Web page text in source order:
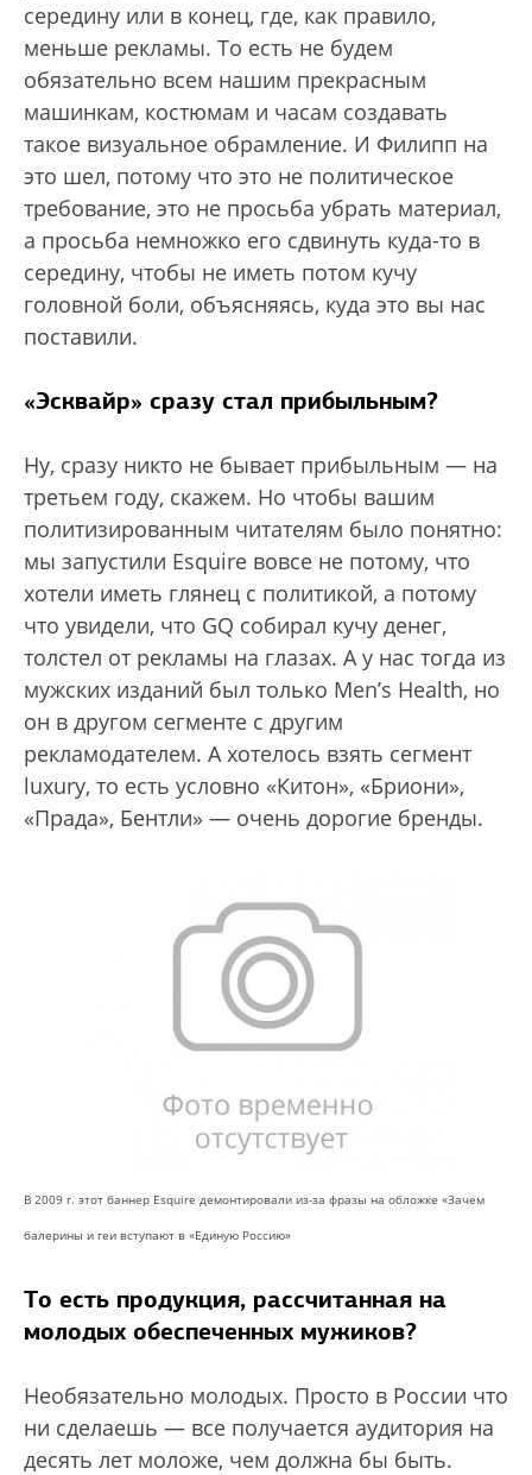
середину или в конец, где, как правило,
меньше рекламы. То есть не будем
обязательно всем нашим прекрасным
машинкам, костюмам и часам создавать
такое визуальное обрамление. И Филипп на
это шел, потому что это не политическое
требование, это не просьба убрать материал,
а просьба немножко его сдвинуть куда-то в
середину, чтобы не иметь потом кучу
головной боли, объясняясь, куда это вы нас
поставили.
«Эсквайр» сразу стал прибыльным?
Ну, сразу никто не бывает прибыльным — на
третьем году, скажем. Но чтобы вашим
политизированным читателям было понятно:
мы запустили Esquire вовсе не потому, что
хотели иметь глянец с политикой, а потому
что увидели, что GQ собирал кучу денег,
толстел от рекламы на глазах. А у нас тогда из
мужских изданий был только Men’s Health, но
он в другом сегменте с другим
рекламодателем. А хотелось взять сегмент
luxury, то есть условно «Китон», «Бриони»,
«Прада», Бентли» — очень дорогие бренды.
В 2009 г. этот баннер Esquire демонтировали из-за фразы на обложке «Зачем
балерины и геи вступают в «Единую Россию»
То есть продукция, рассчитанная на
молодых обеспеченных мужиков?
Необязательно молодых. Просто в России что
ни сделаешь — все получается аудитория на
десять лет моложе, чем должна бы быть.